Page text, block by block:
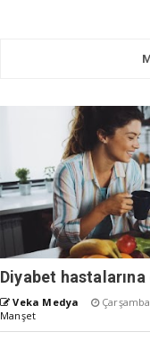
Diyabet
Veka Medya
Manşet